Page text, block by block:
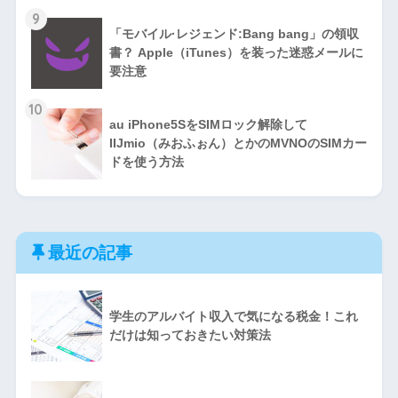
9
「モバイル·レジェンド:Bang bang」の領収
書？ Apple（iTunes）を装った迷惑メールに
要注意
10
au iPhone5SをSIMロック解除して
IIJmio（みおふぉん）とかのMVNOのSIMカー
ドを使う方法
最近の記事
学生のアルバイト収入で気になる税金！これ
だけは知っておきたい対策法